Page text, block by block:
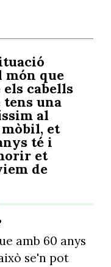
món que
cabells
tens una
al
et
té i
et
de
amb 60 anys
se'n pot